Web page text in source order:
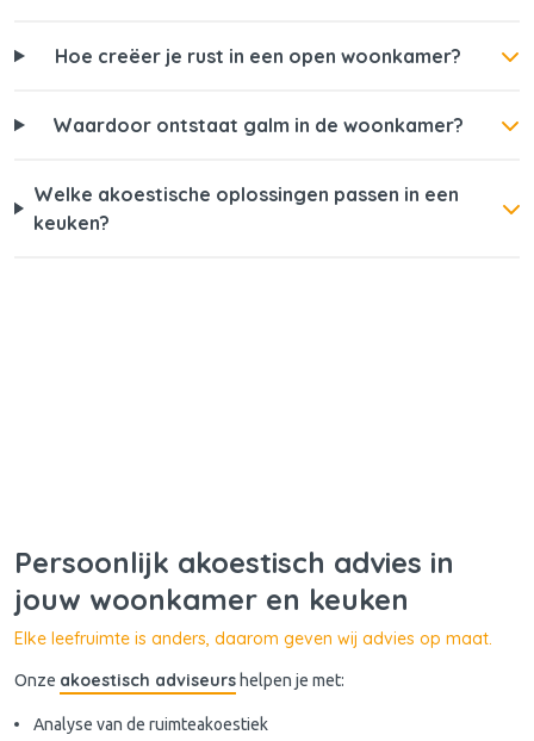
Hoe creëer je rust in een open woonkamer?
Waardoor ontstaat galm in de woonkamer?
Welke akoestische oplossingen passen in een
keuken?
Persoonlijk akoestisch advies in
jouw woonkamer en keuken
Elke leefruimte is anders, daarom geven wij advies op maat.
Onze akoestisch adviseurs helpen je met:
Analyse van de ruimteakoestiek